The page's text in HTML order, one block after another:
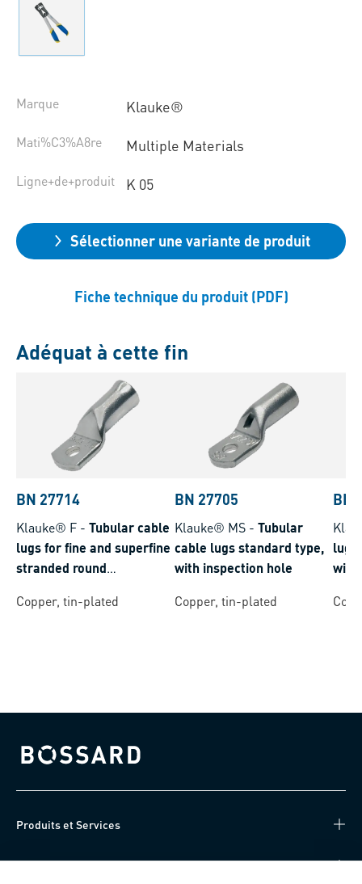
Marque Klauke®
Mati%C3%A8re Multiple Materials
Ligne+de+produit K 05
Sélectionner une variante de produit
Fiche technique du produit (PDF)
Adéquat à cette fin
BN 27714
Klauke® F - Tubular cable
lugs for fine and superfine
stranded round
Copper, tin-plated
BN 27705
Klauke® MS - Tubular
cable lugs standard type,
with inspection hole
Copper, tin-plated
BN
lugs
Bossard homepage
Produits et Services
Centre de connaissances